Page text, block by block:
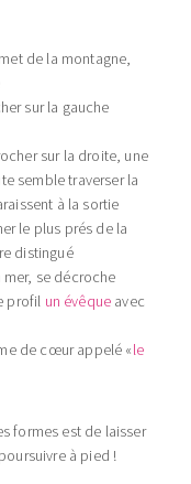
de la montagne,
sur la gauche
sur la droite, une
semble traverser la
à la sortie
le plus prés de la
distingué
se décroche
profil un évêque avec
de cœur appelé «le
formes est de laisser
à pied !